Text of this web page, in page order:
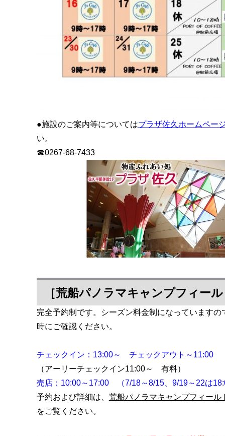
●施設のご案内等についてはプラザ佐久ホームペー
い。
☎0267-68-7433
［荒船パノラマキャンプフィー
完全予約制です。シーズン料金制になっていますの
時にご確認ください。
チェックイン：13:00～ チェックアウト～11:00
（アーリーチェックイン11:00～ 有料）
売店：10:00～17:00 （7/18～8/15、9/19～22は
予約および詳細は、 荒船パノラマキャンプフィール
をご覧ください。